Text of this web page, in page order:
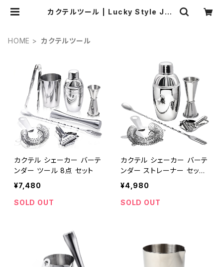
カクテルツール | Lucky Style Jap
HOME
カクテルツール
カクテル シェーカー バーテ
ンダー ツール 8点 セット
¥7,480
SOLD OUT
カクテル シェーカー バーテ
ンダー ストレーナー セット
5点 350ML
¥4,980
SOLD OUT